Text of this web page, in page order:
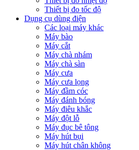
Thiết bị đo tốc độ
Dụng cụ dùng điện
Các loại máy khác
Máy bào
Máy cắt
Máy chà nhám
Máy chà sàn
Máy cưa
Máy cưa lọng
Máy đầm cóc
Máy đánh bóng
Máy điêu khắc
Máy đột lỗ
Máy đục bê tông
Máy hút bụi
Máy hút chân không